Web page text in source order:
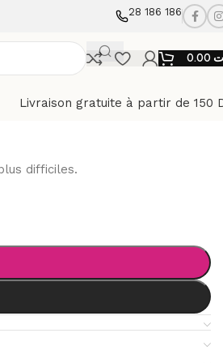
28 186 186
Livraison gratuite à partir de 150
difficiles.